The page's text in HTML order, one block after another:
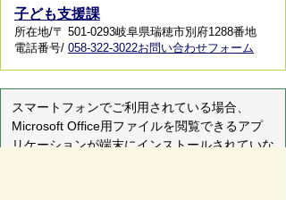
子ども支援課
所在地/〒 501-0293岐阜県瑞穂市別府1288番地
電話番号/ 058-322-3022お問い合わせフォーム
スマートフォンでご利用されている場合、
Microsoft Office用ファイルを閲覧できるアプ
リケーションが端末にインストールされていな